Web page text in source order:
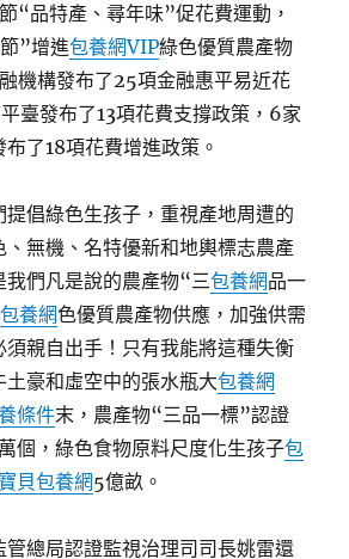
“品特產、尋年味”促花費運動，
”增進包養網VIP綠色優質農產物
機構發布了25項金融惠平易近花
臺發布了13項花費支撐政策，6家
了18項花費增進政策。
提倡綠色生孩子，重視產地周遭的
、無機、名特優新和地輿標志農產
我們凡是說的農產物“三包養網品一
包養網色優質農產物供應，加強供需
須親自出手！只有我能將這種失衡
土豪和虛空中的張水瓶大包養網
條件末，農產物“三品一標”認證
個，綠色食物原料尺度化生孩子包
貝包養網5億畝。
管總局認證監視治理司司長姚雷還